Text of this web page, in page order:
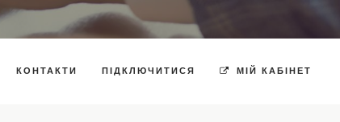
КОНТАКТИ ПІДКЛЮЧИТИСЯ МІЙ КАБІНЕТ